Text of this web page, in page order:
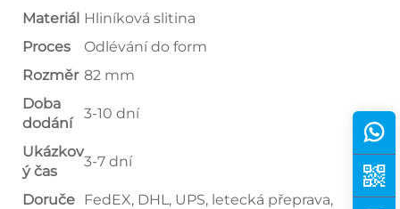
Materiál Hliníková slitina
Proces
Odlévání do form
Rozměr 82 mm
Doba
dodání
3-10 dní
Ukázkov
ý čas
3-7 dní
Doruče FedEX, DHL, UPS, letecká přeprava,